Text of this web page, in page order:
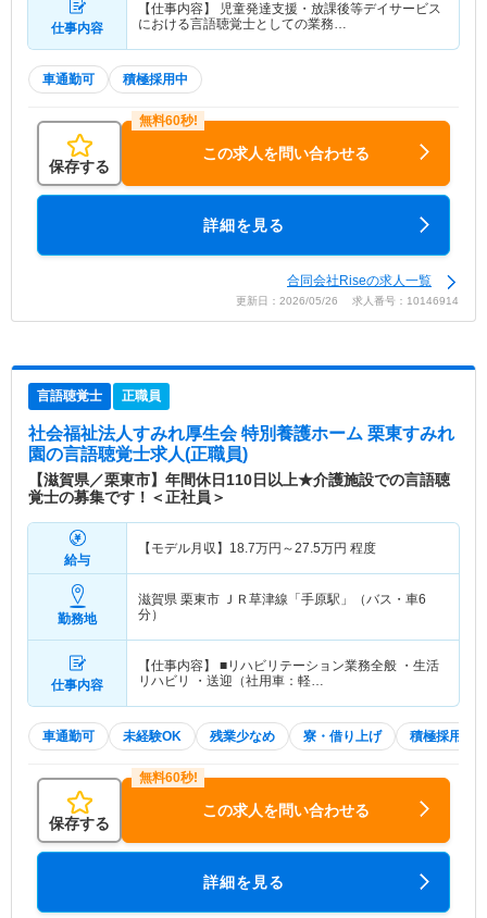
仕事内容
【仕事内容】 児童発達支援・放課後等デイサービス
における言語聴覚士としての業務…
車通勤可 積極採用中
保存する
この求人を問い合わせる
詳細を見る
合同会社Riseの求人一覧
更新日：2026/05/26 求人番号：10146914
言語聴覚士 正職員
社会福祉法人すみれ厚生会 特別養護ホーム 栗東すみれ
園の言語聴覚士求人(正職員)
【滋賀県／栗東市】年間休日110日以上★介護施設での言語聴
覚士の募集です！＜正社員＞
給与
【モデル月収】 18.7万円～27.5万円 程度
勤務地
滋賀県 栗東市 ＪＲ草津線「手原駅」（バス・車6
分）
仕事内容
【仕事内容】 ■リハビリテーション業務全般 ・生活
リハビリ ・送迎（社用車：軽…
車通勤可 未経験OK 残業少なめ 寮・借り上げ 積極採用中
保存する
この求人を問い合わせる
詳細を見る